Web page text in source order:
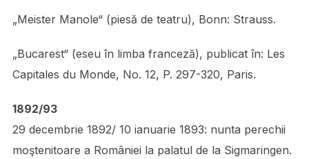
„Meister Manole“ (piesă de teatru), Bonn: Strauss.
„Bucarest“ (eseu în limba franceză), publicat în: Les
Capitales du Monde, No. 12, P. 297-320, Paris.
1892/93
29 decembrie 1892/ 10 ianuarie 1893: nunta perechii
moştenitoare a României la palatul de la Sigmaringen.